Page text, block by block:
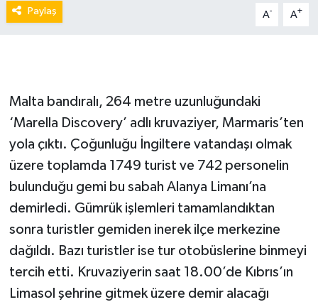
Paylaş A- A+
Malta bandıralı, 264 metre uzunluğundaki
‘Marella Discovery’ adlı kruvaziyer, Marmaris’ten
yola çıktı. Çoğunluğu İngiltere vatandaşı olmak
üzere toplamda 1749 turist ve 742 personelin
bulunduğu gemi bu sabah Alanya Limanı’na
demirledi. Gümrük işlemleri tamamlandıktan
sonra turistler gemiden inerek ilçe merkezine
dağıldı. Bazı turistler ise tur otobüslerine binmeyi
tercih etti. Kruvaziyerin saat 18.00’de Kıbrıs’ın
Limasol şehrine gitmek üzere demir alacağı